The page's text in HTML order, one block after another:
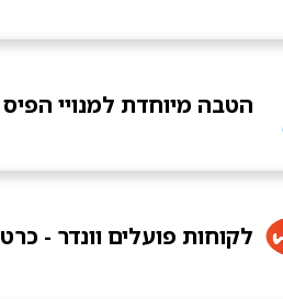
הטבה מיוחדת למנויי הפיס
לקוחות פועלים וונדר - כרטיס ב-65 ש"ח +